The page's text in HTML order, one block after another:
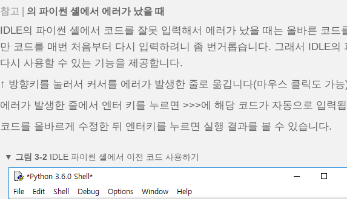
참고 | 의 파이썬 셸에서 에러가 났을 때
IDLE의 파이썬 셸에서 코드를 잘못 입력해서 에러가 났을 때는 올바른 코드
만 코드를 매번 처음부터 다시 입력하려니 좀 번거롭습니다. 그래서 IDLE의
다시 사용할 수 있는 기능을 제공합니다.
↑ 방향키를 눌러서 커서를 에러가 발생한 줄로 옮깁니다(마우스 클릭도 가능
에러가 발생한 줄에서 엔터 키를 누르면 >>>에 해당 코드가 자동으로 입력
코드를 올바르게 수정한 뒤 엔터키를 누르면 실행 결과를 볼 수 있습니다.
▼ 그림 3-2 IDLE 파이썬 셸에서 이전 코드 사용하기